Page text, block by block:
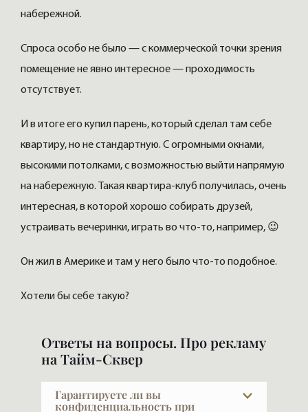
набережной.
Спроса особо не было — с коммерческой точки зрения
помещение не явно интересное — проходимость
отсутствует.
И в итоге его купил парень, который сделал там себе
квартиру, но не стандартную. С огромными окнами,
высокими потолками, с возможностью выйти напрямую
на набережную. Такая квартира-клуб получилась, очень
интересная, в которой хорошо собирать друзей,
устраивать вечеринки, играть во что-то, например, 😉
Он жил в Америке и там у него было что-то подобное.
Хотели бы себе такую?
Ответы на вопросы. Про рекламу
на Тайм-Сквер
Гарантируете ли вы
конфиденциальность при